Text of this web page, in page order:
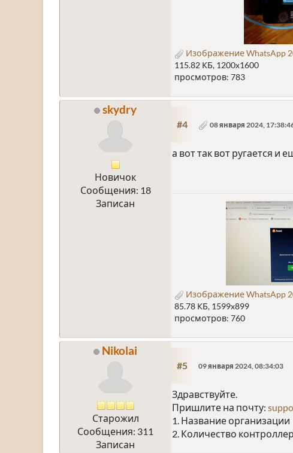
Изображение WhatsApp
115.82 КБ, 1200x1600
просмотров: 783
skydry
Новичок
Сообщения: 18
Записан
#4 08 января 2024,
а вот так вот ругается и
Изображение WhatsApp
85.78 КБ, 1599x899
просмотров: 760
Nikolai
Старожил
Сообщения: 311
Записан
#5 09 января 2024, 08:34:03
Здравствуйте.
Пришлите на почту:
1. Название организации
2. Количество